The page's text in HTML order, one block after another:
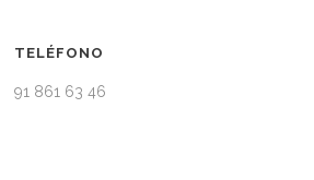
TELÉFONO
91 861 63 46